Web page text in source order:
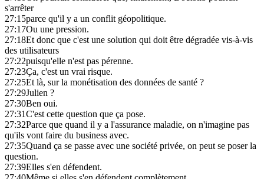
s'arrêter
27:15parce qu'il y a un conflit géopolitique.
27:17Ou une pression.
27:18Et donc que c'est une solution qui doit être dégradée vis-à-vis
des utilisateurs
27:22puisqu'elle n'est pas pérenne.
27:23Ça, c'est un vrai risque.
27:25Et là, sur la monétisation des données de santé ?
27:29Julien ?
27:30Ben oui.
27:31C'est cette question que ça pose.
27:32Parce que quand il y a l'assurance maladie, on n'imagine pas
qu'ils vont faire du business avec.
27:35Quand ça se passe avec une société privée, on peut se poser la
question.
27:39Elles s'en défendent.